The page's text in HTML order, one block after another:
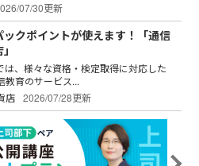
07/30更新
ックポイントが使えます！「通信
は、様々な資格・検定取得に対応した
教育のサービス...
店 2026/07/28更新